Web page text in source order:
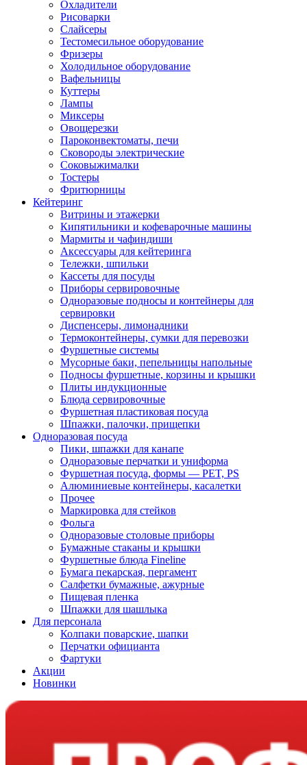
Охладители
Рисоварки
Слайсеры
Тестомесильное оборудование
Фризеры
Холодильное оборудование
Вафельницы
Куттеры
Лампы
Миксеры
Овощерезки
Пароконвектоматы, печи
Сковороды электрические
Соковыжималки
Тостеры
Фритюрницы
Кейтеринг
Витрины и этажерки
Кипятильники и кофеварочные машины
Мармиты и чафиндиши
Аксессуары для кейтеринга
Тележки, шпильки
Кассеты для посуды
Приборы сервировочные
Одноразовые подносы и контейнеры для
сервировки
Диспенсеры, лимонадники
Термоконтейнеры, сумки для перевозки
Фуршетные системы
Мусорные баки, пепельницы напольные
Подносы фуршетные, корзины и крышки
Плиты индукционные
Блюда сервировочные
Фуршетная пластиковая посуда
Шпажки, палочки, прищепки
Одноразовая посуда
Пики, шпажки для канапе
Одноразовые перчатки и униформа
Фуршетная посуда, формы — PET, PS
Алюминиевые контейнеры, касалетки
Прочее
Маркировка для стейков
Фольга
Одноразовые столовые приборы
Бумажные стаканы и крышки
Фуршетные блюда Fineline
Бумага пекарская, пергамент
Салфетки бумажные, ажурные
Пищевая пленка
Шпажки для шашлыка
Для персонала
Колпаки поварские, шапки
Перчатки официанта
Фартуки
Акции
Новинки